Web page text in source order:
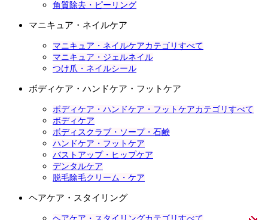
角質除去・ピーリング
マニキュア・ネイルケア
マニキュア・ネイルケアカテゴリすべて
マニキュア・ジェルネイル
つけ爪・ネイルシール
ボディケア・ハンドケア・フットケア
ボディケア・ハンドケア・フットケアカテゴリすべて
ボディケア
ボディスクラブ・ソープ・石鹸
ハンドケア・フットケア
バストアップ・ヒップケア
デンタルケア
脱毛除毛クリーム・ケア
ヘアケア・スタイリング